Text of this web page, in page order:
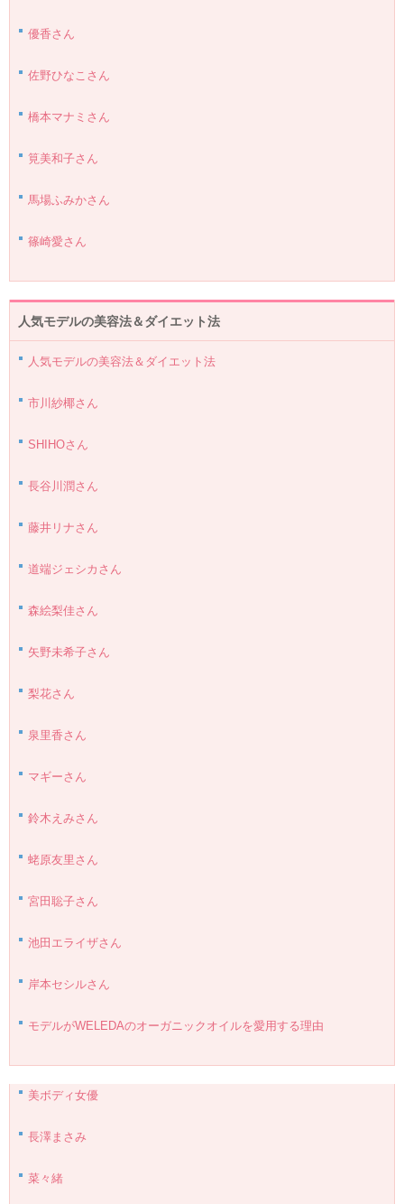
優香さん
佐野ひなこさん
橋本マナミさん
筧美和子さん
馬場ふみかさん
篠崎愛さん
人気モデルの美容法＆ダイエット法
人気モデルの美容法＆ダイエット法
市川紗椰さん
SHIHOさん
長谷川潤さん
藤井リナさん
道端ジェシカさん
森絵梨佳さん
矢野未希子さん
梨花さん
泉里香さん
マギーさん
鈴木えみさん
蛯原友里さん
宮田聡子さん
池田エライザさん
岸本セシルさん
モデルがWELEDAのオーガニックオイルを愛用する理由
美ボディ女優
長澤まさみ
菜々緒